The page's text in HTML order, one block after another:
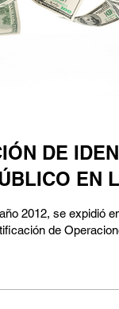
DE
EN
2012, se expidió
de